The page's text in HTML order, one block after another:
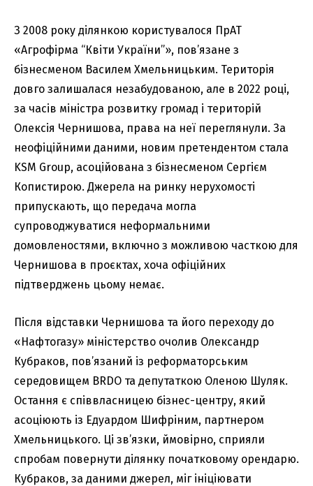
З 2008 року ділянкою користувалося ПрАТ
«Агрофірма “Квіти України”», пов’язане з
бізнесменом Василем Хмельницьким. Територія
довго залишалася незабудованою, але в 2022 році,
за часів міністра розвитку громад і територій
Олексія Чернишова, права на неї переглянули. За
неофіційними даними, новим претендентом стала
KSM Group, асоційована з бізнесменом Сергієм
Копистирою. Джерела на ринку нерухомості
припускають, що передача могла
супроводжуватися неформальними
домовленостями, включно з можливою часткою для
Чернишова в проєктах, хоча офіційних
підтверджень цьому немає.
Після відставки Чернишова та його переходу до
«Нафтогазу» міністерство очолив Олександр
Кубраков, пов’язаний із реформаторським
середовищем BRDO та депутаткою Оленою Шуляк.
Остання є співвласницею бізнес-центру, який
асоціюють із Едуардом Шифріним, партнером
Хмельницького. Ці зв’язки, ймовірно, сприяли
спробам повернути ділянку початковому орендарю.
Кубраков, за даними джерел, міг ініціювати